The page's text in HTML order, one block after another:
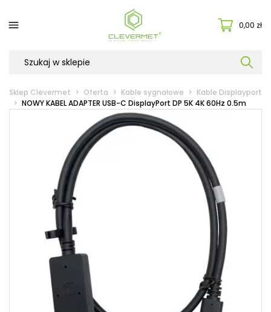
 0,00 zł
Sklep Clevermet Oferta Kable sygnałowe
Kable Displayport
NOWY KABEL ADAPTER USB-C DisplayPort DP 5K 4K 60Hz 0.5m